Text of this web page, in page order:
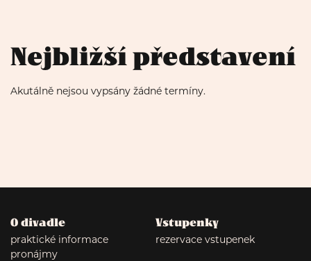
Nejbližší představení
Akutálně nejsou vypsány žádné termíny.
O divadle
praktické informace
pronájmy
Vstupenky
rezervace vstupenek